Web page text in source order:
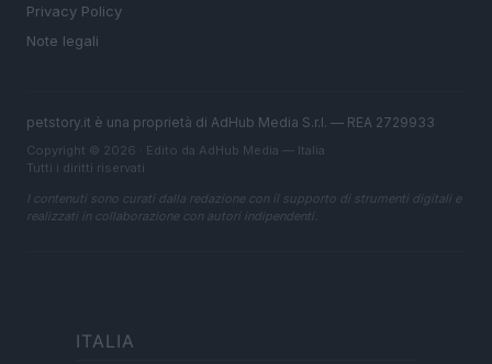
Privacy Policy
Note legali
petstory.it è una proprietà di AdHub Media S.r.l. — REA 2729933
Copyright © 2026 · Edito da AdHub Media — Italia
Tutti i diritti riservati
I contenuti sono curati dalla redazione con il supporto di strumenti digitali e
realizzati in collaborazione con autori indipendenti.
ITALIA